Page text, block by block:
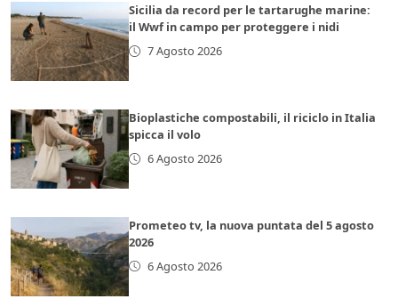
Sicilia da record per le tartarughe marine:
il Wwf in campo per proteggere i nidi
7 Agosto 2026
Bioplastiche compostabili, il riciclo in Italia
spicca il volo
6 Agosto 2026
Prometeo tv, la nuova puntata del 5 agosto
2026
6 Agosto 2026